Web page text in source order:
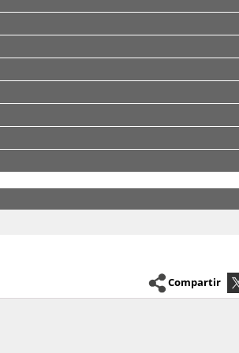
Compartir